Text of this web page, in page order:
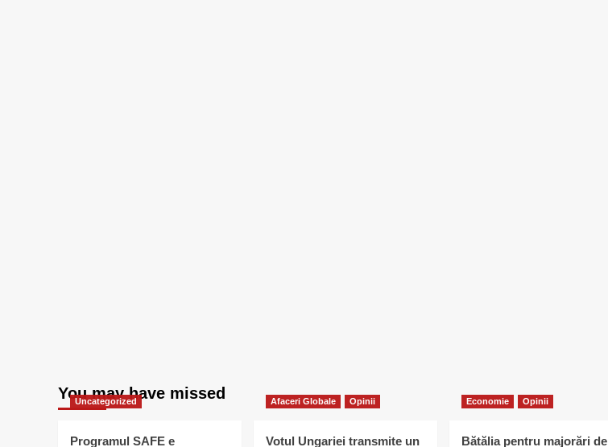
You may have missed
Uncategorized
Programul SAFE e
Afaceri Globale Opinii
Votul Ungariei transmite un
Economie Opinii
Bătălia pentru majorări de